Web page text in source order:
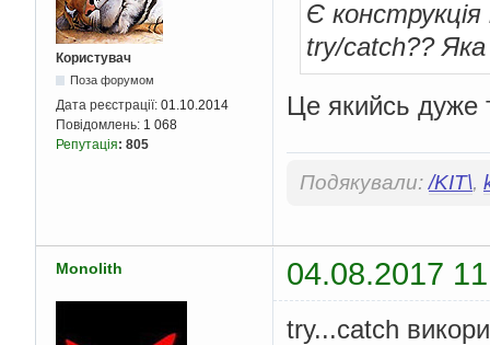
Користувач
Поза форумом
Дата реєстрації: 01.10.2014
Повідомлень: 1 068
Репутація: 805
Є
try/catch??
Це якийсь дуже
Подякували:/KIT\,
Monolith 04.08.2017
try...catch